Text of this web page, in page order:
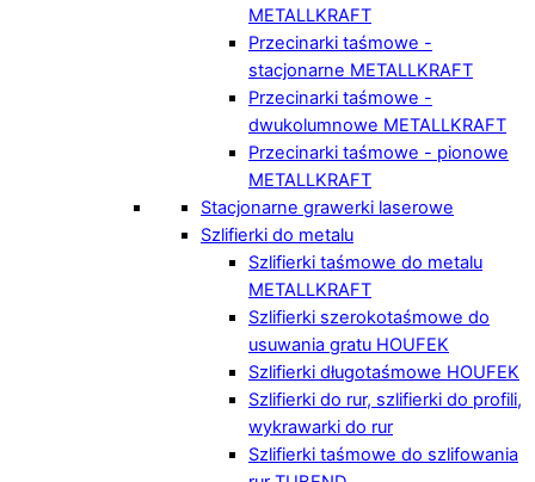
METALLKRAFT
Przecinarki taśmowe -
stacjonarne METALLKRAFT
Przecinarki taśmowe -
dwukolumnowe METALLKRAFT
Przecinarki taśmowe - pionowe
METALLKRAFT
Stacjonarne grawerki laserowe
Szlifierki do metalu
Szlifierki taśmowe do metalu
METALLKRAFT
Szlifierki szerokotaśmowe do
usuwania gratu HOUFEK
Szlifierki długotaśmowe HOUFEK
Szlifierki do rur, szlifierki do profili,
wykrawarki do rur
Szlifierki taśmowe do szlifowania